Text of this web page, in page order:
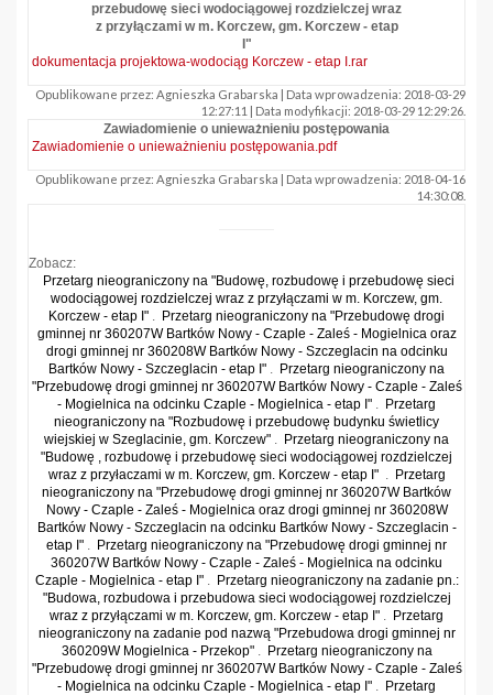
przebudowę sieci wodociągowej rozdzielczej wraz
z przyłączami w m. Korczew, gm. Korczew - etap
I"
dokumentacja projektowa-wodociąg Korczew - etap I.rar
Opublikowane przez: Agnieszka Grabarska | Data wprowadzenia: 2018-03-29
12:27:11 | Data modyfikacji: 2018-03-29 12:29:26.
Zawiadomienie o unieważnieniu postępowania
Zawiadomienie o unieważnieniu postępowania.pdf
Opublikowane przez: Agnieszka Grabarska | Data wprowadzenia: 2018-04-16
14:30:08.
Zobacz:
Przetarg nieograniczony na "Budowę, rozbudowę i przebudowę sieci
wodociągowej rozdzielczej wraz z przyłączami w m. Korczew, gm.
Korczew - etap I" . Przetarg nieograniczony na "Przebudowę drogi
gminnej nr 360207W Bartków Nowy - Czaple - Zaleś - Mogielnica oraz
drogi gminnej nr 360208W Bartków Nowy - Szczeglacin na odcinku
Bartków Nowy - Szczeglacin - etap I" . Przetarg nieograniczony na
"Przebudowę drogi gminnej nr 360207W Bartków Nowy - Czaple - Zaleś
- Mogielnica na odcinku Czaple - Mogielnica - etap I" . Przetarg
nieograniczony na "Rozbudowę i przebudowę budynku świetlicy
wiejskiej w Szeglacinie, gm. Korczew" . Przetarg nieograniczony na
"Budowę , rozbudowę i przebudowę sieci wodociągowej rozdzielczej
wraz z przyłaczami w m. Korczew, gm. Korczew - etap I" . Przetarg
nieograniczony na "Przebudowę drogi gminnej nr 360207W Bartków
Nowy - Czaple - Zaleś - Mogielnica oraz drogi gminnej nr 360208W
Bartków Nowy - Szczeglacin na odcinku Bartków Nowy - Szczeglacin -
etap I" . Przetarg nieograniczony na "Przebudowę drogi gminnej nr
360207W Bartków Nowy - Czaple - Zaleś - Mogielnica na odcinku
Czaple - Mogielnica - etap I". Przetarg nieograniczony na zadanie pn.:
"Budowa, rozbudowa i przebudowa sieci wodociągowej rozdzielczej
wraz z przyłączami w m. Korczew, gm. Korczew - etap I" . Przetarg
nieograniczony na zadanie pod nazwą "Przebudowa drogi gminnej nr
360209W Mogielnica - Przekop". Przetarg nieograniczony na
"Przebudowę drogi gminnej nr 360207W Bartków Nowy - Czaple - Zaleś
- Mogielnica na odcinku Czaple - Mogielnica - etap I" . Przetarg